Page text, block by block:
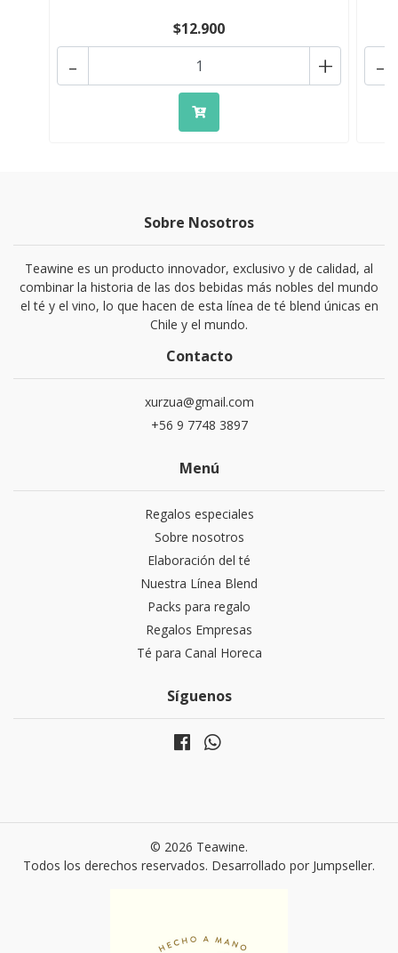
$12.900
+
- -
Sobre Nosotros
Teawine es un producto innovador, exclusivo y de calidad, al
combinar la historia de las dos bebidas más nobles del mundo
el té y el vino, lo que hacen de esta línea de té blend únicas en
Chile y el mundo.
Contacto
xurzua@gmail.com
+56 9 7748 3897
Menú
Regalos especiales
Sobre nosotros
Elaboración del té
Nuestra Línea Blend
Packs para regalo
Regalos Empresas
Té para Canal Horeca
Síguenos
© 2026 Teawine.
Todos los derechos reservados. Desarrollado por Jumpseller.